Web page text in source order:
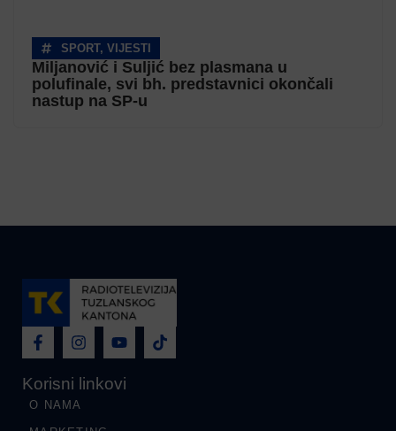
SPORT, VIJESTI
Miljanović i Suljić bez plasmana u
polufinale, svi bh. predstavnici okončali
nastup na SP-u
Korisni linkovi
O NAMA